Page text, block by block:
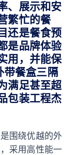
、展示和安
繁忙的餐
还是餐食预
是品牌体验
用，并能保
带餐盒三隔
满足甚至超
包装工程杰
围绕优越的外
采用高性能一